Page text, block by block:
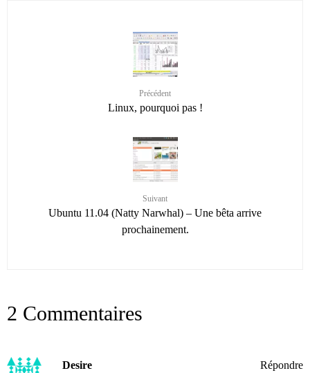
Précédent
Linux, pourquoi pas !
Suivant
Ubuntu 11.04 (Natty Narwhal) – Une bêta arrive
prochainement.
2 Commentaires
Desire Répondre